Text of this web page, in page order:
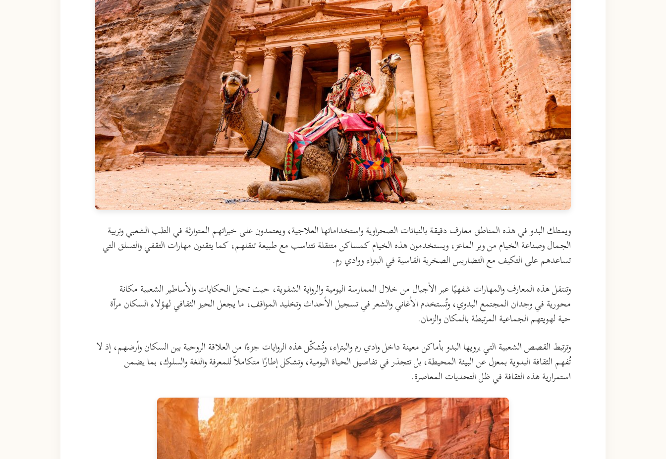
ويمتلك البدو في هذه المناطق معارف دقيقة بالنباتات الصحراوية واستخداماتها العلاجية، ويعتمدون على خبراتهم المتوارثة في الطب الشعبي وتربية
الجمال وصناعة الخيام من وبر الماعز، ويستخدمون هذه الخيام كمساكن متنقلة تتناسب مع طبيعة تنقلهم، كما يتقنون مهارات التقفي والتسلق التي
تساعدهم على التكيف مع التضاريس الصخرية القاسية في البتراء ووادي رم.
وتنتقل هذه المعارف والمهارات شفهيًا عبر الأجيال من خلال الممارسة اليومية والرواية الشفوية، حيث تحتل الحكايات والأساطير الشعبية مكانة
محورية في وجدان المجتمع البدوي، وتُستخدم الأغاني والشعر في تسجيل الأحداث وتخليد المواقف، ما يجعل الحيز الثقافي لهؤلاء السكان مرآة
حية لهويتهم الجماعية المرتبطة بالمكان والزمان.
وترتبط القصص الشعبية التي يرويها البدو بأماكن معينة داخل وادي رم والبتراء، وتُشكّل هذه الروايات جزءًا من العلاقة الروحية بين السكان وأرضهم، إذ لا
تُفهم الثقافة البدوية بمعزل عن البيئة المحيطة، بل تتجذر في تفاصيل الحياة اليومية، وتشكل إطارًا متكاملاً للمعرفة واللغة والسلوك، بما يضمن
استمرارية هذه الثقافة في ظل التحديات المعاصرة.